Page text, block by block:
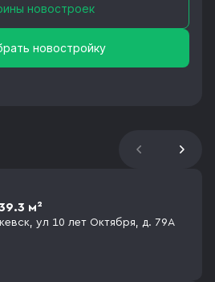
новостроек
новостройку
м²
ул 10 лет Октября, д. 79А